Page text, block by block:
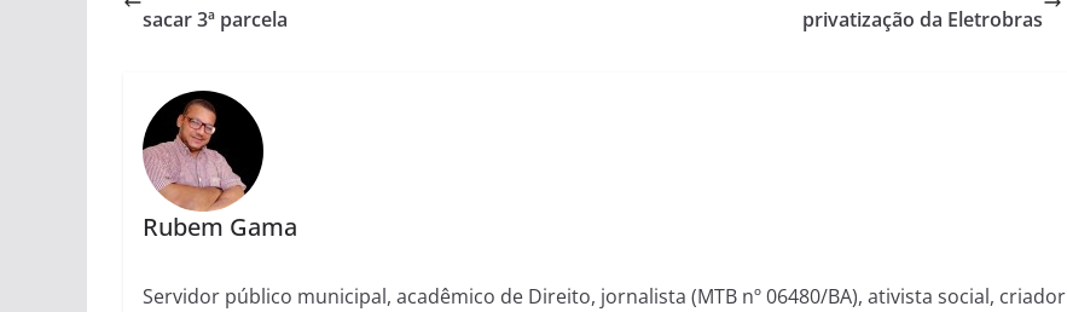
sacar 3ª parcela
privatização da Eletrobras
Rubem Gama
Servidor público municipal, acadêmico de Direito, jornalista (MTB nº 06480/BA), ativista social, criador